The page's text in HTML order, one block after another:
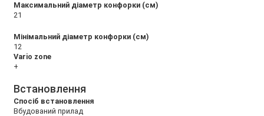
Максимальний діаметр конфорки (см)
21
Мінімальний діаметр конфорки (см)
12
Vario zone
+
Встановлення
Спосіб встановлення
Вбудований прилад